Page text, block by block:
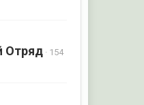
Отряд · 154